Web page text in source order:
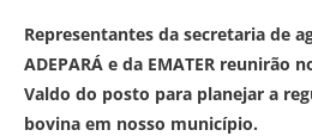
Representantes da secretaria de
ADEPARÁ e da EMATER reunirão
Valdo do posto para planejar a
bovina em nosso município.